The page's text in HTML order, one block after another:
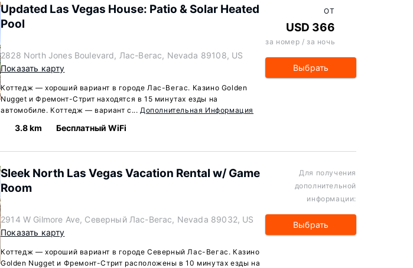
Updated Las Vegas House: Patio & Solar Heated
Pool
2828 North Jones Boulevard, Лас-Вегас, Nevada 89108, US
Показать карту
Коттедж — хороший вариант в городе Лас-Вегас. Казино Golden
Nugget и Фремонт-Стрит находятся в 15 минутах езды на
автомобиле. Коттедж — вариант с...Дополнительная Информация
3.8 km Бесплатный WiFi
ОТ
USD 366
за номер / за ночь
Выбрать
Sleek North Las Vegas Vacation Rental w/ Game
Room
2914 W Gilmore Ave, Северный Лас-Вегас, Nevada 89032, US
Показать карту
Коттедж — хороший вариант в городе Северный Лас-Вегас. Казино
Golden Nugget и Фремонт-Стрит расположены в 10 минутах езды на
Для получения
дополнительной
информации:
Выбрать